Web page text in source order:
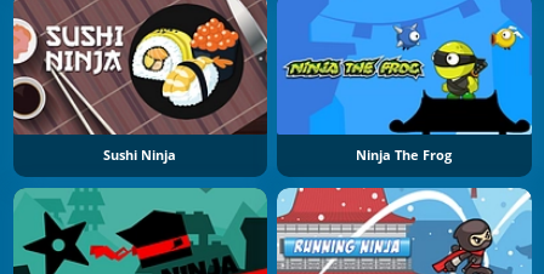
Sushi Ninja Ninja The Frog